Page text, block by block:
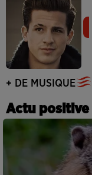
+ DE MUSIQUE
Actu positive